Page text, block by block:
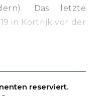
Das letzte
in Kortrijk vor der
reserviert.